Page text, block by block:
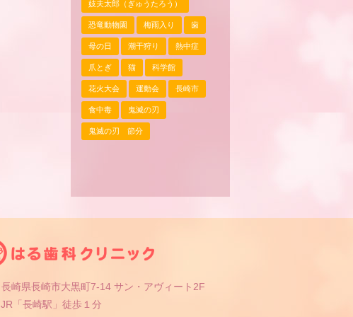
妓夫太郎（ぎゅうたろう）
恐竜動物園 梅雨入り 歯
母の日 潮干狩り 熱中症
爪とぎ 猫 科学館
花火大会 運動会 長崎市
食中毒 鬼滅の刃
鬼滅の刃 節分
長崎県長崎市大黒町7-14 サン・アヴィート2F
JR「長崎駅」徒歩１分